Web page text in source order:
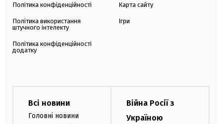
Політика конфіденційності
Політика використання
штучного інтелекту
Політика конфіденційності
додатку
Карта сайту
Ігри
Всі новини
Головні новини
Війна Росії з
Україною